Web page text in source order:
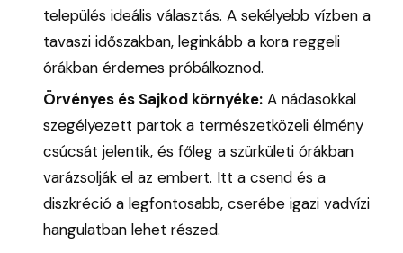
település ideális választás. A sekélyebb vízben a
tavaszi időszakban, leginkább a kora reggeli
órákban érdemes próbálkoznod.
Örvényes és Sajkod környéke: A nádasokkal
szegélyezett partok a természetközeli élmény
csúcsát jelentik, és főleg a szürkületi órákban
varázsolják el az embert. Itt a csend és a
diszkréció a legfontosabb, cserébe igazi vadvízi
hangulatban lehet részed.